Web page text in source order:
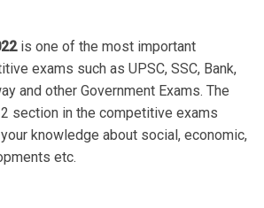
is one of the most important
exams such as UPSC, SSC, Bank,
and other Government Exams. The
section in the competitive exams
knowledge about social, economic,
etc.